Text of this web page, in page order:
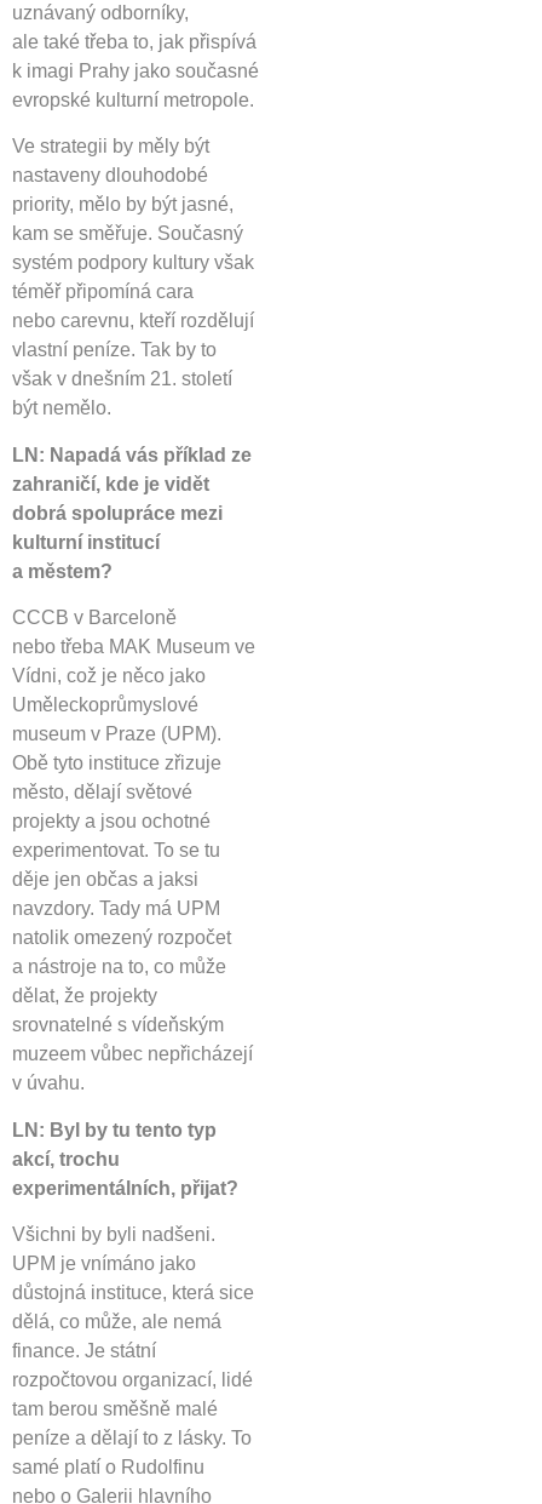
uznávaný odborníky,
ale také třeba to, jak přispívá
k imagi Prahy jako současné
evropské kulturní metropole.
Ve strategii by měly být
nastaveny dlouhodobé
priority, mělo by být jasné,
kam se směřuje. Současný
systém podpory kultury však
téměř připomíná cara
nebo carevnu, kteří rozdělují
vlastní peníze. Tak by to
však v dnešním 21. století
být nemělo.
LN: Napadá vás příklad ze
zahraničí, kde je vidět
dobrá spolupráce mezi
kulturní institucí
a městem?
CCCB v Barceloně
nebo třeba MAK Museum ve
Vídni, což je něco jako
Uměleckoprůmyslové
museum v Praze (UPM).
Obě tyto instituce zřizuje
město, dělají světové
projekty a jsou ochotné
experimentovat. To se tu
děje jen občas a jaksi
navzdory. Tady má UPM
natolik omezený rozpočet
a nástroje na to, co může
dělat, že projekty
srovnatelné s vídeňským
muzeem vůbec nepřicházejí
v úvahu.
LN: Byl by tu tento typ
akcí, trochu
experimentálních, přijat?
Všichni by byli nadšeni.
UPM je vnímáno jako
důstojná instituce, která sice
dělá, co může, ale nemá
finance. Je státní
rozpočtovou organizací, lidé
tam berou směšně malé
peníze a dělají to z lásky. To
samé platí o Rudolfinu
nebo o Galerii hlavního